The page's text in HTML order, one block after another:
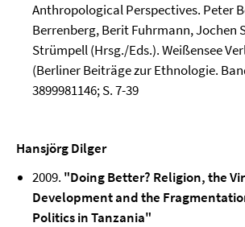
Anthropological Perspectives. Peter
Berrenberg, Berit Fuhrmann, Jochen
Strümpell (Hrsg./Eds.). Weißensee
(Berliner Beiträge zur Ethnologie.
3899981146; S. 7-39
Hansjörg Dilger
2009. "Doing Better? Religion, the
Development and the
Politics in Tanzania"